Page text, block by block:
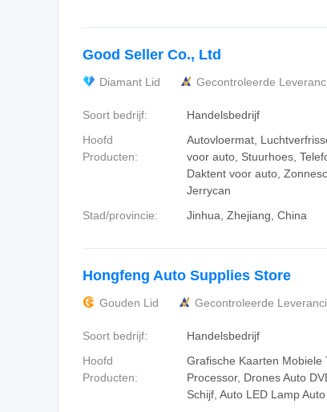
Good Seller Co., Ltd
Diamant Lid Gecontroleerde
Soort bedrijf:
Handelsbedrijf
Hoofd
Producten:
Autovloermat,
voor auto, Stuurhoes,
Daktent voor auto,
Jerrycan
Stad/provincie:
Jinhua, Zhejiang, China
Hongfeng Auto Supplies Store
Gouden Lid Gecontroleerde
Soort bedrijf:
Handelsbedrijf
Hoofd
Producten:
Grafische Kaarten Mobiele
Processor, Drones Auto
Schijf, Auto LED Lamp